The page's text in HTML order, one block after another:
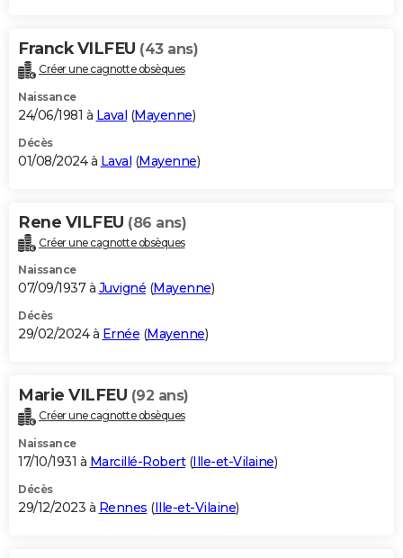
Franck VILFEU (43 ans)
Créer une cagnotte obsèques
Naissance
24/06/1981 à Laval (Mayenne)
Décès
01/08/2024 à Laval (Mayenne)
Rene VILFEU (86 ans)
Créer une cagnotte obsèques
Naissance
07/09/1937 à Juvigné (Mayenne)
Décès
29/02/2024 à Ernée (Mayenne)
Marie VILFEU (92 ans)
Créer une cagnotte obsèques
Naissance
17/10/1931 à Marcillé-Robert(Ille-et-Vilaine)
Décès
29/12/2023 à Rennes (Ille-et-Vilaine)